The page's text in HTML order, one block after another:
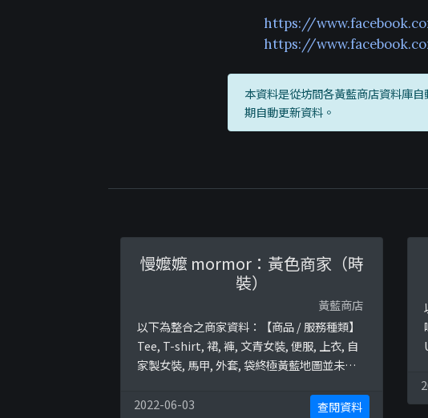
https://
https://
本資料是從坊間各黃藍商店資料庫
期自動更新資料。
慢嬤嬤 mormor：黃色商家（時
裝）
黃藍商店
以下為整合之商家資料：【商品 / 服務種類】
Tee, T-shirt, 裙, 褲, 文青女裝, 便服, 上衣, 自
家製女裝, 馬甲, 外套, 袋終極黃藍地圖並未就
2022-06-03
查閱資料